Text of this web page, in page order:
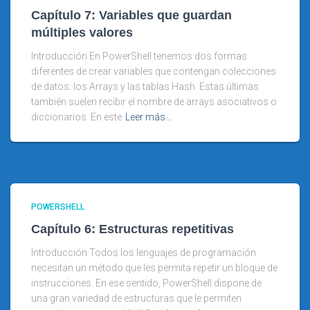
Capítulo 7: Variables que guardan
múltiples valores
Introducción En PowerShell tenemos dos formas
diferentes de crear variables que contengan colecciones
de datos: los Arrays y las tablas Hash. Estas últimas
también suelen recibir el nombre de arrays asociativos o
diccionarios. En este
Leer más…
POWERSHELL
Capítulo 6: Estructuras repetitivas
Introducción Todos los lenguajes de programación
necesitan un método que les permita repetir un bloque de
instrucciones. En ese sentido, PowerShell dispone de
una gran variedad de estructuras que le permiten